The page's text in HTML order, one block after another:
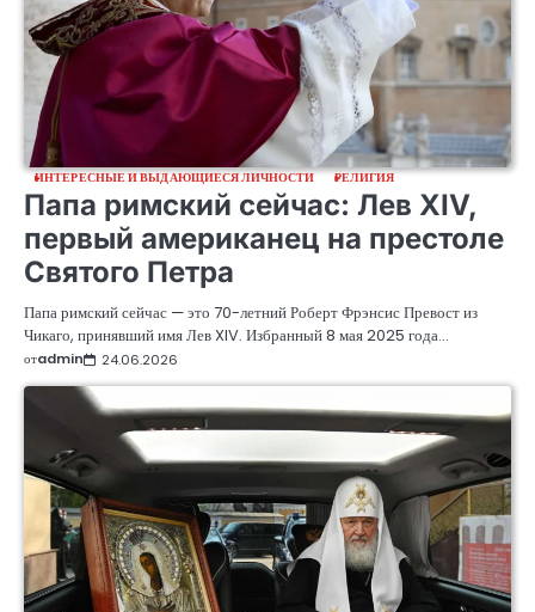
ИНТЕРЕСНЫЕ И ВЫДАЮЩИЕСЯ ЛИЧНОСТИ РЕЛИГИЯ
Папа римский сейчас: Лев XIV,
первый американец на престоле
Святого Петра
Папа римский сейчас — это 70-летний Роберт Фрэнсис Превост из
Чикаго, принявший имя Лев XIV. Избранный 8 мая 2025 года…
отadmin 24.06.2026